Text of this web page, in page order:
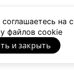
на
файлов cookie
и закрыть